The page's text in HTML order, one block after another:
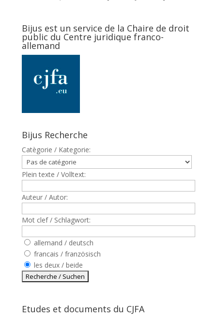
Bijus est un service de la Chaire de droit
public du Centre juridique franco-
allemand
Bijus Recherche
Catègorie / Kategorie:
Plein texte / Volltext:
Auteur / Autor:
Mot clef / Schlagwort:
allemand / deutsch
francais / französisch
les deux / beide
Etudes et documents du CJFA